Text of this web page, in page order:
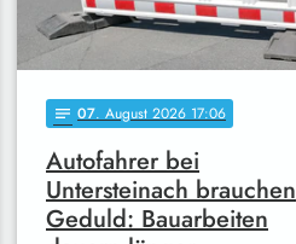
notes 07. August 2026 17:06
Autofahrer bei
Untersteinach brauchen
Geduld: Bauarbeiten